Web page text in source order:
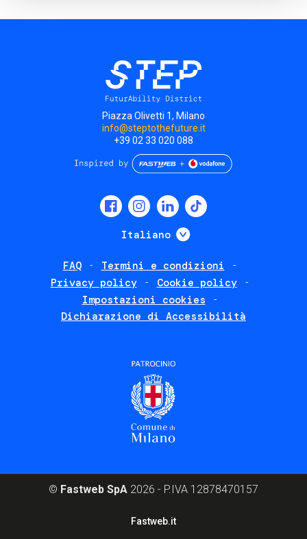
Piazza Olivetti 1, Milano
info@steptothefuture.it
+39 02 33 020 088
Italiano Mostra ulteriori
FAQ
Termini e condizioni
Privacy policy
Cookie policy
Impostazioni cookies
Dichiarazione di Accessibilità
© Fastweb SpA 2026 - P.IVA 12878470157
Fastweb.it